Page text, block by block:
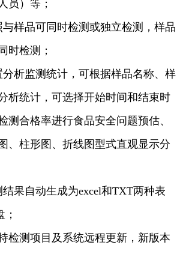
员）等；
样品可同时检测或独立检测，样品
时检测；
析监测统计，可根据样品名称、样
析统计，可选择开始时间和结束时
测合格率进行食品安全问题预估、
、柱形图、折线图型式直观显示分
果自动生成为excel和TXT两种表
检测项目及系统远程更新，新版本